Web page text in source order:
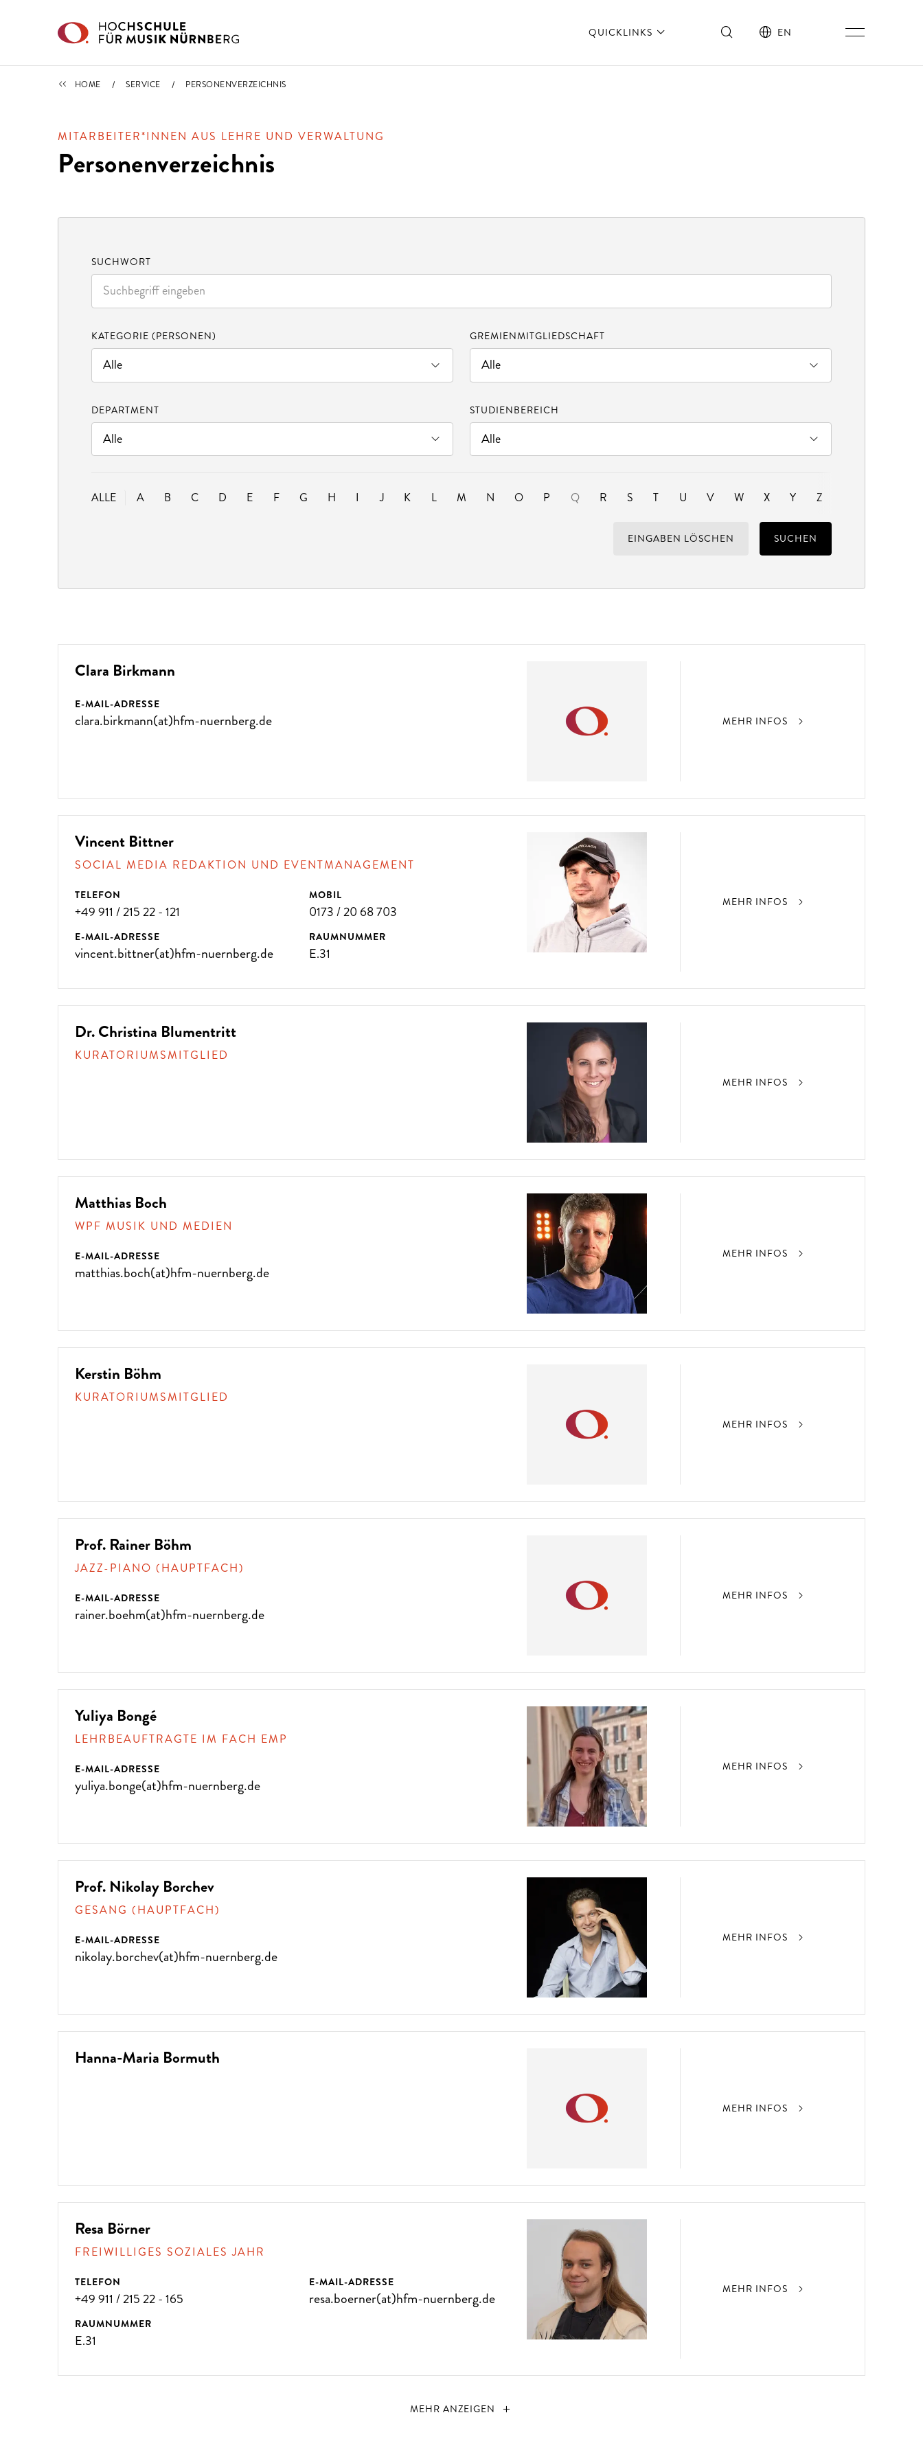
QUICKLINKS EN
SERVICE
HOME SERVICE PERSONENVERZEICHNIS
MITARBEITER*INNEN AUS LEHRE UND VERWALTUNG
Personenverzeichnis
SUCHWORT
KATEGORIE (PERSONEN) GREMIENMITGLIEDSCHAFT
DEPARTMENT STUDIENBEREICH
ALLE A B C D E F G H I J K L M N O P Q R S T U V W X Y Z
EINGABEN LÖSCHEN SUCHEN
Clara Birkmann
E-MAIL-ADRESSE
clara.birkmann(at)hfm-nuernberg.de MEHR INFOS
Vincent Bittner
SOCIAL MEDIA REDAKTION UND EVENTMANAGEMENT
TELEFON
+49 911 / 215 22 - 121
MOBIL
0173 / 20 68 703
E-MAIL-ADRESSE
vincent.bittner(at)hfm-nuernberg.de
RAUMNUMMER
E.31
MEHR INFOS
Dr. Christina Blumentritt
KURATORIUMSMITGLIED
MEHR INFOS
Matthias Boch
WPF MUSIK UND MEDIEN
E-MAIL-ADRESSE
matthias.boch(at)hfm-nuernberg.de
MEHR INFOS
Kerstin Böhm
KURATORIUMSMITGLIED
MEHR INFOS
Prof. Rainer Böhm
JAZZ-PIANO (HAUPTFACH)
E-MAIL-ADRESSE
rainer.boehm(at)hfm-nuernberg.de
MEHR INFOS
Yuliya Bongé
LEHRBEAUFTRAGTE IM FACH EMP
E-MAIL-ADRESSE
yuliya.bonge(at)hfm-nuernberg.de
MEHR INFOS
Prof. Nikolay Borchev
GESANG (HAUPTFACH)
E-MAIL-ADRESSE
nikolay.borchev(at)hfm-nuernberg.de
MEHR INFOS
Hanna-Maria Bormuth
MEHR INFOS
Resa Börner
FREIWILLIGES SOZIALES JAHR
TELEFON
+49 911 / 215 22 - 165
E-MAIL-ADRESSE
resa.boerner(at)hfm-nuernberg.de
RAUMNUMMER
E.31
MEHR INFOS
MEHR ANZEIGEN